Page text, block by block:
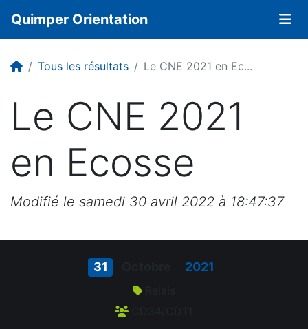
Quimper Orientation
Tous les résultats Le CNE 2021 en Ec...
Le CNE 2021
en Ecosse
Modifié le samedi 30 avril 2022 à 18:47:37
31 2021
Relais